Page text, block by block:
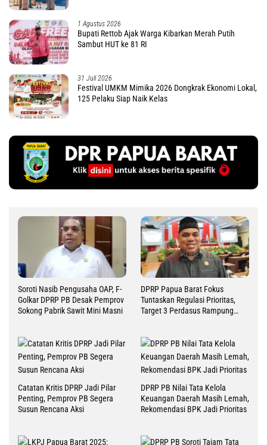
1 Agustus 2026
Bupati Rettob Ajak Warga Kibarkan Merah Putih
Sambut HUT ke 81 RI
31 Juli 2026
Festival UMKM Mimika 2026 Dongkrak Ekonomi Lokal,
125 Pelaku Siap Naik Kelas
Soroti Nasib Pengusaha OAP, F-
Golkar DPRP PB Desak Pemprov
Sokong Pabrik Sawit Mini Masni
DPRP Papua Barat Fokus
Tuntaskan Regulasi Prioritas,
Target 3 Perdasus Rampung
Catatan Kritis DPRP Jadi Pilar
Penting, Pemprov PB Segera
Susun Rencana Aksi
DPRP PB Nilai Tata Kelola
Keuangan Daerah Masih Lemah,
Rekomendasi BPK Jadi Prioritas